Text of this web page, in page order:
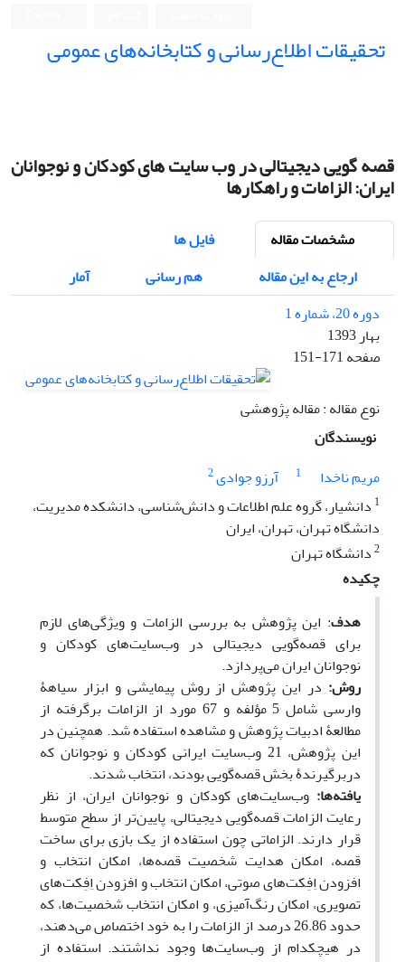
تحقیقات اطلاع‌رسانی و کتابخانه‌های عمومی
قصه گویی دیجیتالی در وب سایت های کودکان و نوجوانان
ایران: الزامات و راهکارها
مشخصات مقاله
فایل ها
ارجاع به این مقاله
هم رسانی
آمار
دوره 20، شماره 1
بهار 1393
صفحه151-171
نوع مقاله : مقاله پژوهشی
نویسندگان
مریم ناخدا
1 آرزو جوادی2
1 دانشیار، گروه علم اطلاعات و دانش‌شناسی، دانشکده مدیریت،
دانشگاه تهران، تهران، ایران
2دانشگاه تهران
چکیده
هدف: این پژوهش به بررسی الزامات و ویژگی‌های لازم
برای قصه‌گویی دیجیتالی در وبسایت‌های کودکان و
نوجوانان ایران می‌پردازد.
روش: در این پژوهش از روش پیمایشی و ابزار سیاهۀ
وارسی شامل 5 مؤلفه و 67 مورد از الزامات برگرفته از
مطالعۀ ادبیات پژوهش و مشاهده استفاده شد. همچنین در
این پژوهش، 21 وب
سایت ایرانی کودکان و نوجوانان که
دربرگیرندۀ بخش قصه‌گویی بودند، انتخاب شدند.
یافتهها: وبسایت‌های کودکان و نوجوانان ایران، از نظر
رعایت الزامات قصه‌گویی دیجیتالی، پایین‌تر از سطح متوسط
قرار دارند. الزاماتی چون استفاده از یک بازی برای ساخت
قصه، امکان هدایت شخصیت قصهها، امکان انتخاب و
افزودن اِفِکت‌های صوتی، امکان انتخاب و افزودن اِفِکت‌های
تصویری، امکان رنگ‌آمیزی، و امکان انتخاب شخصیت‌ها، که
حدود 26.86 درصد از الزامات را به خود اختصاص می‌دهند،
در هیچکدام از وبسایت‌ها وجود نداشتند. استفاده از